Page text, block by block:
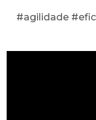
#agilidade